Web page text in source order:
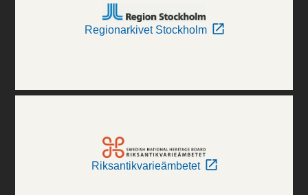
Regionarkivet Stockholm
Riksantikvarieämbetet